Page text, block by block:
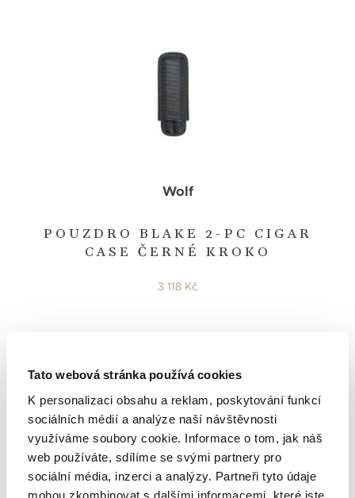
Tato webová stránka používá cookies
K personalizaci obsahu a reklam, poskytování funkcí
sociálních médií a analýze naší návštěvnosti
využíváme soubory cookie. Informace o tom, jak náš
web používáte, sdílíme se svými partnery pro
sociální média, inzerci a analýzy. Partneři tyto údaje
mohou zkombinovat s dalšími informacemi, které jste
POUZDRO BLAKE 2-PC CIGAR
CASE ČERNÉ KROKO
Wolf
3 118 Kč